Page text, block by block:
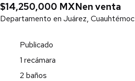
$14,250,000 MXNen venta
Departamento en Juárez, Cuauhtémoc
Publicado
1 recámara
2 baños